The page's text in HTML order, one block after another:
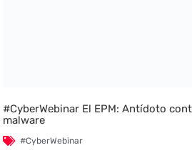
#CyberWebinar El EPM: Antídoto
malware
#CyberWebinar